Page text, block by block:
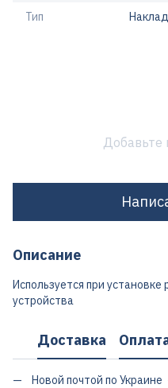
Тип
Добавьте
Описание
Используется при установке
устройства
Доставка
Новой почтой по Украине